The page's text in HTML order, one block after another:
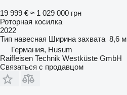
19 999 € ≈ 1 029 000 грн
Роторная косилка
2022
Тип навесная Ширина захвата 8,6 м
Германия, Husum
Raiffeisen Technik Westküste GmbH
Связаться с продавцом